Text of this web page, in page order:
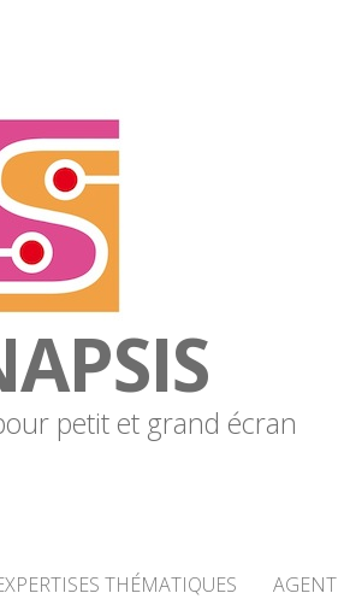
petit et grand écran
THÉMATIQUES AGENT